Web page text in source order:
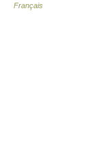
Français